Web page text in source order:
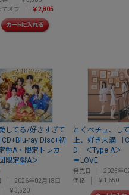
てオフ
￥2,805
してる/好きすぎて
CD+Blu-ray Disc+初
盤A・限定トレカ］
限定盤A＞
2026年02月18日
￥3,520
とくべチュ、し
上、好き未満 ［
D］＜Type A＞
＝LOVE
発売日
2025年
価格
￥1,650